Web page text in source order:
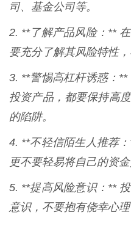
司、基金公司等。
2. **了解产品风险：**
要充分了解其风险特性
3. **警惕高杠杆诱惑：
投资产品，都要保持高
的陷阱。
4. **不轻信陌生人推荐
更不要轻易将自己的资金
5. **提高风险意识：**
意识，不要抱有侥幸心